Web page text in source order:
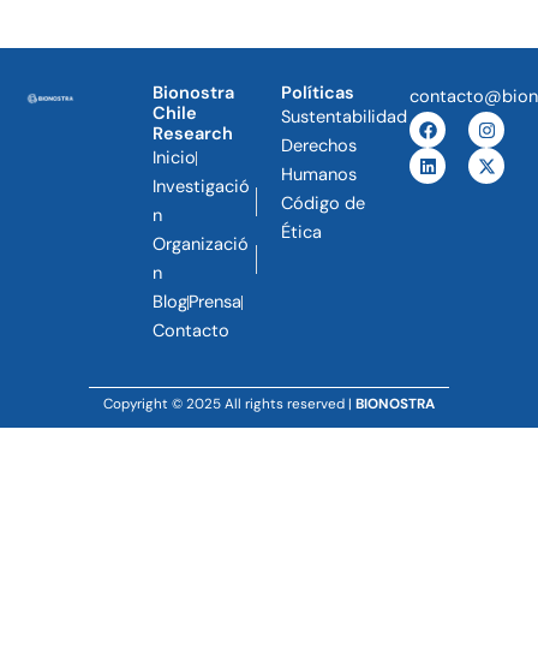
Bionostra
Chile
Research
Inicio
Investigació
n
Organizació
n
BlogPrensa
Contacto
Políticas
Sustentabilidad
Derechos
Humanos
Código de
Ética
F
a
c
e
b
I
n
s
t
a
L
i
n
k
e
X
-
t
w
i
Copyright © 2025 All rights reserved | BIONOSTRA